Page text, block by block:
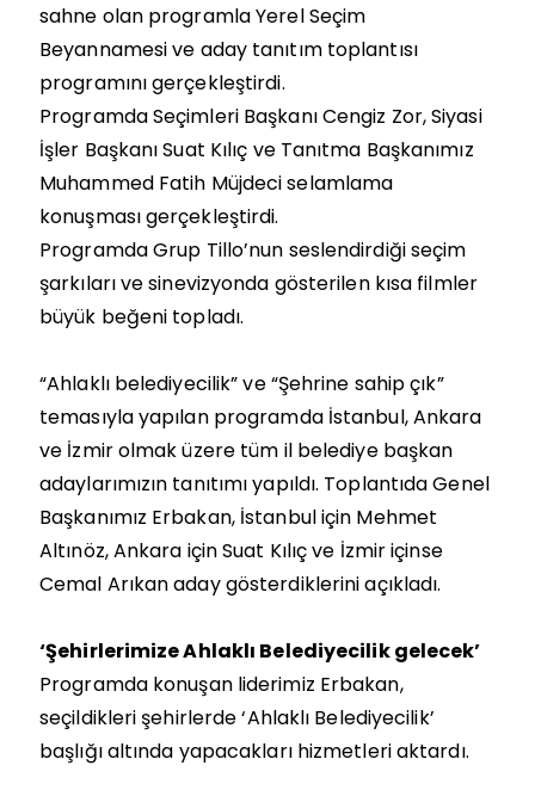
sahne olan programla Yerel Seçim
Beyannamesi ve aday tanıtım toplantısı
programını gerçekleştirdi.
Programda Seçimleri Başkanı Cengiz Zor, Siyasi
İşler Başkanı Suat Kılıç ve Tanıtma Başkanımız
Muhammed Fatih Müjdeci selamlama
konuşması gerçekleştirdi.
Programda Grup Tillo’nun seslendirdiği seçim
şarkıları ve sinevizyonda gösterilen kısa filmler
büyük beğeni topladı.
“Ahlaklı belediyecilik” ve “Şehrine sahip çık”
temasıyla yapılan programda İstanbul, Ankara
ve İzmir olmak üzere tüm il belediye başkan
adaylarımızın tanıtımı yapıldı. Toplantıda Genel
Başkanımız Erbakan, İstanbul için Mehmet
Altınöz, Ankara için Suat Kılıç ve İzmir içinse
Cemal Arıkan aday gösterdiklerini açıkladı.
‘Şehirlerimize Ahlaklı Belediyecilik gelecek’
Programda konuşan liderimiz Erbakan,
seçildikleri şehirlerde ‘Ahlaklı Belediyecilik’
başlığı altında yapacakları hizmetleri aktardı.